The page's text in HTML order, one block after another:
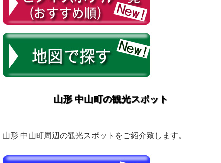
山形 中山町の観光スポット
山形 中山町周辺の観光スポットをご紹介致します。